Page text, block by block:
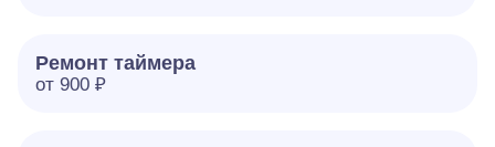
Ремонт таймера
от 900 ₽